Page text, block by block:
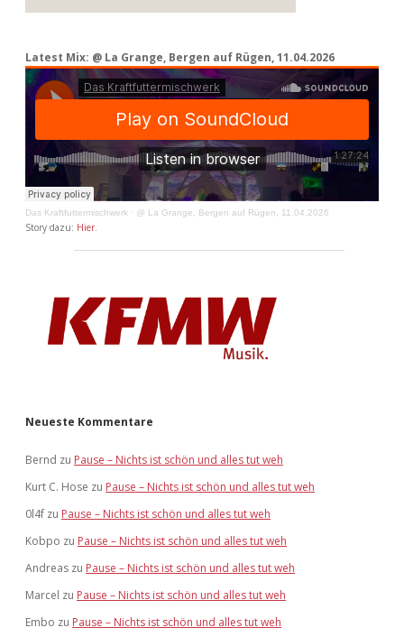
Latest Mix: @ La Grange, Bergen auf Rügen, 11.04.2026
Das Kraftfuttermischwerk · @ La Grange, Bergen auf Rügen, 11.04.2026
Story dazu: Hier.
Neueste Kommentare
Bernd zu Pause – Nichts ist schön und alles tut weh
Kurt C. Hose zu Pause – Nichts ist schön und alles tut weh
0l4f zu Pause – Nichts ist schön und alles tut weh
Kobpo zu Pause – Nichts ist schön und alles tut weh
Andreas zu Pause – Nichts ist schön und alles tut weh
Marcel zu Pause – Nichts ist schön und alles tut weh
Embo zu Pause – Nichts ist schön und alles tut weh